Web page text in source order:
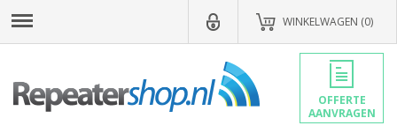
WINKELWAGEN (0)
OFFERTE
AANVRAGEN